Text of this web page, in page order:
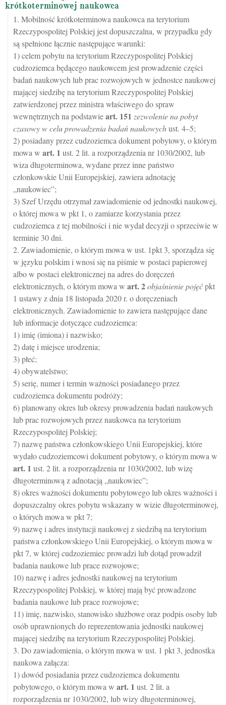
krótkoterminowej naukowca
1. Mobilność krótkoterminowa naukowca na terytorium
Rzeczypospolitej Polskiej jest dopuszczalna, w przypadku gdy
są spełnione łącznie następujące warunki:
1) celem pobytu na terytorium Rzeczypospolitej Polskiej
cudzoziemca będącego naukowcem jest prowadzenie części
badań naukowych lub prac rozwojowych w jednostce naukowej
mającej siedzibę na terytorium Rzeczypospolitej Polskiej
zatwierdzonej przez ministra właściwego do spraw
wewnętrznych na podstawieart. 151 zezwolenie na pobyt
czasowy w celu prowadzenia badań naukowychust. 4–5;
2) posiadany przez cudzoziemca dokument pobytowy, o którym
mowa w art. 1 ust. 2 lit. a rozporządzenia nr 1030/2002, lub
wiza długoterminowa, wydane przez inne państwo
członkowskie Unii Europejskiej, zawiera adnotację
„naukowiec”;
3) Szef Urzędu otrzymał zawiadomienie od jednostki naukowej,
o której mowa w pkt 1, o zamiarze korzystania przez
cudzoziemca z tej mobilności i nie wydał decyzji o sprzeciwie w
terminie 30 dni.
2. Zawiadomienie, o którym mowa w ust. 1pkt 3, sporządza się
w języku polskim i wnosi się na piśmie w postaci papierowej
albo w postaci elektronicznej na adres do doręczeń
elektronicznych, o którym mowa w art.2objaśnienie pojęćpkt
1 ustawy z dnia 18 listopada 2020 r. o doręczeniach
elektronicznych. Zawiadomienie to zawiera następujące dane
lub informacje dotyczące cudzoziemca:
1) imię (imiona) i nazwisko;
2) datę i miejsce urodzenia;
3) płeć;
4) obywatelstwo;
5) serię, numer i termin ważności posiadanego przez
cudzoziemca dokumentu podróży;
6) planowany okres lub okresy prowadzenia badań naukowych
lub prac rozwojowych przez naukowca na terytorium
Rzeczypospolitej Polskiej;
7) nazwę państwa członkowskiego Unii Europejskiej, które
wydało cudzoziemcowi dokument pobytowy, o którym mowa w
art. 1 ust. 2 lit. a rozporządzenia nr 1030/2002, lub wizę
długoterminową z adnotacją „naukowiec”;
8) okres ważności dokumentu pobytowego lub okres ważności i
dopuszczalny okres pobytu wskazany w wizie długoterminowej,
o których mowa w pkt 7;
9) nazwę i adres instytucji naukowej z siedzibą na terytorium
państwa członkowskiego Unii Europejskiej, o którym mowa w
pkt 7, w której cudzoziemiec prowadzi lub dotąd prowadził
badania naukowe lub prace rozwojowe;
10) nazwę i adres jednostki naukowej na terytorium
Rzeczypospolitej Polskiej, w której mają być prowadzone
badania naukowe lub prace rozwojowe;
11) imię, nazwisko, stanowisko służbowe oraz podpis osoby lub
osób uprawnionych do reprezentowania jednostki naukowej
mającej siedzibę na terytorium Rzeczypospolitej Polskiej.
3. Do zawiadomienia, o którym mowa w ust. 1 pkt 3, jednostka
naukowa załącza:
1) dowód posiadania przez cudzoziemca dokumentu
pobytowego, o którym mowa w art. 1 ust. 2 lit. a
rozporządzenia nr 1030/2002, lub wizy długoterminowej,